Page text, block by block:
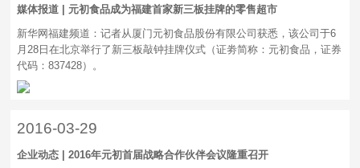
媒体报道 | 元初食品成为福建首家新三板挂牌的零售超市
新华网福建频道：记者从厦门元初食品股份有限公司获悉，该公司于6
月28日在北京举行了新三板敲钟挂牌仪式（证劵简称：元初食品，证券
代码：837428）。
2016-03-29
企业动态 | 2016年元初首届战略合作伙伴会议隆重召开